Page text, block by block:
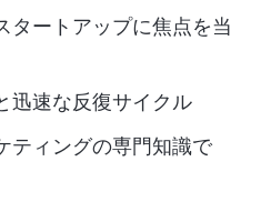
タートアップに焦点を当
迅速な反復サイクル
ティングの専門知識で